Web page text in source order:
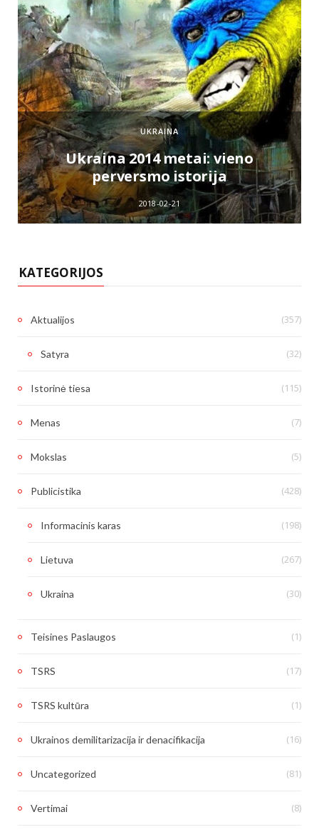
UKRAINA
Ukraina 2014 metai: vieno
perversmo istorija
2018-02-21
KATEGORIJOS
Aktualijos (357)
Satyra (32)
Istorinė tiesa (115)
Menas (7)
Mokslas (5)
Publicistika (428)
Informacinis karas (198)
Lietuva (267)
Ukraina (30)
Teisines Paslaugos (1)
TSRS (17)
TSRS kultūra (1)
Ukrainos demilitarizacija ir denacifikacija (16)
Uncategorized (81)
Vertimai (8)